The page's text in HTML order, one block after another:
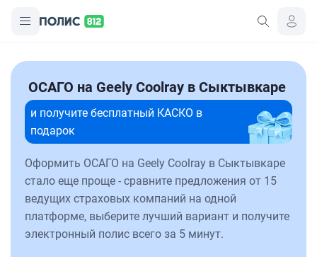
ОСАГО на Geely Coolray в Сыктывкаре
и получите бесплатный КАСКО в
подарок
Оформить ОСАГО на Geely Coolray в Сыктывкаре
стало еще проще - сравните предложения от 15
ведущих страховых компаний на одной
платформе, выберите лучший вариант и получите
электронный полис всего за 5 минут.